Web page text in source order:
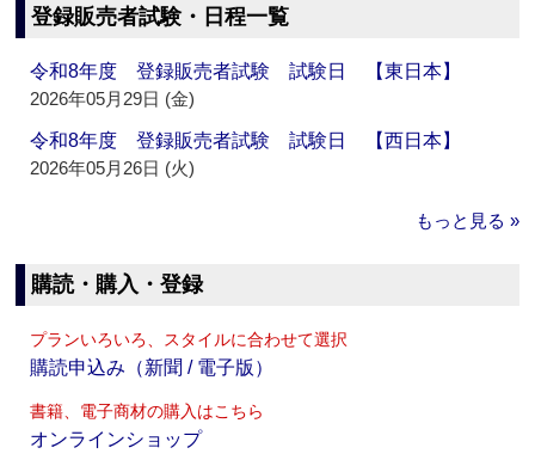
登録販売者試験・日程一覧
令和8年度 登録販売者試験 試験日 【東日本】
2026年05月29日 (金)
令和8年度 登録販売者試験 試験日 【西日本】
2026年05月26日 (火)
もっと見る »
購読・購入・登録
プランいろいろ、スタイルに合わせて選択
購読申込み（新聞 / 電子版）
書籍、電子商材の購入はこちら
オンラインショップ